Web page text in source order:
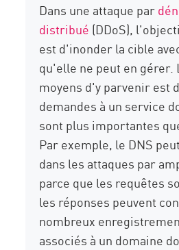
Dans une attaque par
distribué (DDoS),
est d'inonder la cible
qu'elle ne peut en gérer.
moyens d'y parvenir est
demandes à un service
sont plus importantes
Par exemple, le DNS
dans les attaques par
parce que les requêtes
les réponses peuvent
nombreux
associés à un domaine